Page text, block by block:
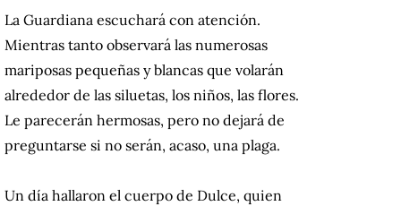
La Guardiana escuchará con atención.
Mientras tanto observará las numerosas
mariposas pequeñas y blancas que volarán
alrededor de las siluetas, los niños, las flores.
Le parecerán hermosas, pero no dejará de
preguntarse si no serán, acaso, una plaga.
Un día hallaron el cuerpo de Dulce, quien